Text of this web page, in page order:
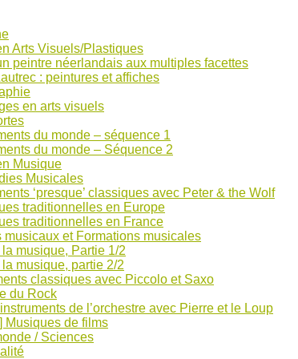
Arts Visuels/Plastiques
peintre néerlandais aux multiples facettes
: peintures et affiches
en arts visuels
du monde – séquence 1
du monde – Séquence 2
Musique
Musicales
‘presque’ classiques avec Peter & the Wolf
traditionnelles en Europe
traditionnelles en France
musicaux et Formations musicales
musique, Partie 1/2
musique, partie 2/2
classiques avec Piccolo et Saxo
du Rock
de l’orchestre avec Pierre et le Loup
Musiques de films
/ Sciences